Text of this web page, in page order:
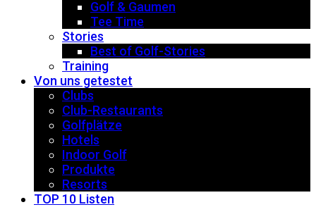
Golf & Gaumen
Tee Time
Stories
Best of Golf-Stories
Training
Von uns getestet
Clubs
Club-Restaurants
Golfplätze
Hotels
Indoor Golf
Produkte
Resorts
TOP 10 Listen